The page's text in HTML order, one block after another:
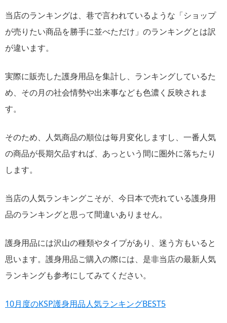
当店のランキングは、巷で言われているような「ショップ
が売りたい商品を勝手に並べただけ」のランキングとは訳
が違います。
実際に販売した護身用品を集計し、ランキングしているた
め、その月の社会情勢や出来事なども色濃く反映されま
す。
そのため、人気商品の順位は毎月変化しますし、一番人気
の商品が長期欠品すれば、あっという間に圏外に落ちたり
します。
当店の人気ランキングこそが、今日本で売れている護身用
品のランキングと思って間違いありません。
護身用品には沢山の種類やタイプがあり、迷う方もいると
思います。護身用品ご購入の際には、是非当店の最新人気
ランキングも参考にしてみてください。
10月度のKSP護身用品人気ランキングBEST5